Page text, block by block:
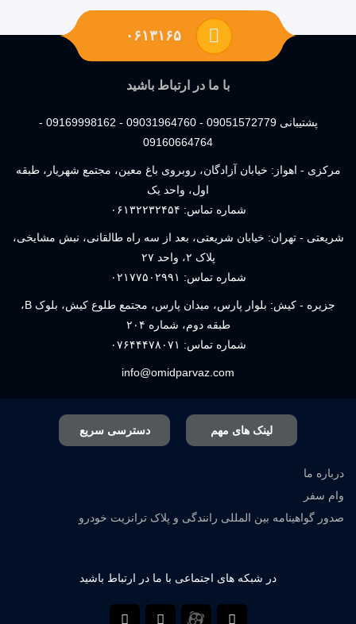
۰۶۱۳۱۶۵
با ما در ارتباط باشید
پشتیبانی 09051572779 - 09031964760 - 09169998162 -
09160664764
مرکزی - اهواز: خیابان آزادگان، روبروی باغ معین، مجتمع شهریار، طبقه
اول، واحد یک
شماره تماس: ۰۶۱۳۲۲۳۲۴۵۴
شریعتی - تهران: خیابان شریعتی، بعد از سه راه طالقانی، نبش مشایخی،
پلاک ۲، واحد ۲۷
شماره تماس: ۰۲۱۷۷۵۰۲۹۹۱
جزیره - کیش: بلوار پارس، میدان پارس، مجتمع طلوع کیش، بلوک B،
طبقه دوم، شماره ۲۰۴
شماره تماس: ۰۷۶۴۴۴۷۸۰۷۱
info@omidparvaz.com
لینک های مهم دسترسی سریع
درباره ما
وام سفر
صدور گواهینامه بین المللی رانندگی و پلاک ترانزیت خودرو
در شبکه های اجتماعی با ما در ارتباط باشید